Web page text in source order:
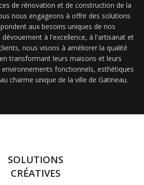
de rénovation et de construction de la
nous engageons à offrir des solutions
aux besoins uniques de nos
dévouement à l'excellence, à l'artisanat et
nous visons à améliorer la qualité
transformant leurs maisons et leurs
fonctionnels, esthétiques
charme unique de la ville de Gatineau.
SOLUTIONS
CRÉATIVES